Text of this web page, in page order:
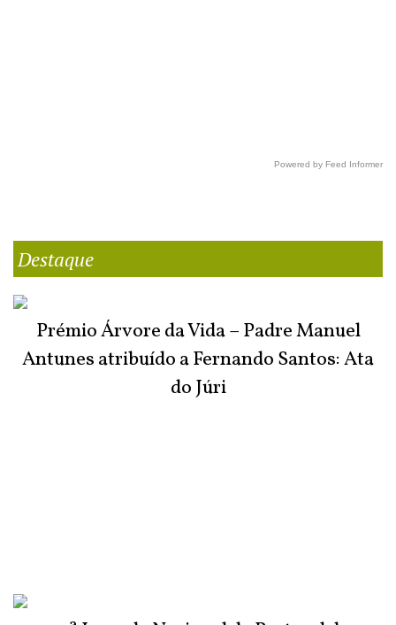
Powered by Feed Informer
Destaque
Prémio Árvore da Vida – Padre Manuel
Antunes atribuído a Fernando Santos: Ata
do Júri